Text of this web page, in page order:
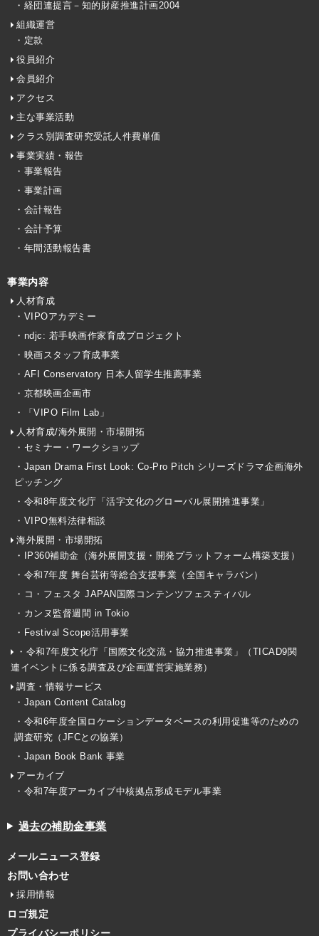
・経団連提言－知的財産推進計画2004
組織運営
・定款
役員紹介
会員紹介
アクセス
主な事業活動
クラス別調査研究受託人件費単価
事業実績・報告
・事業報告
・事業計画
・会計報告
・会計予算
・年間活動報告書
事業内容
人材育成
・VIPOアカデミー
・ndjc: 若手映画作家育成プロジェクト
・映画スタッフ育成事業
・AFI Conservatory 日本人留学生推薦事業
・京都映画企画市
・「VIPO Film Lab」
人材育成/海外展開・市場開拓
・セミナー・ワークショップ
・Japan Drama First Look: Co-Pro Pitch シリーズドラマ企画海外
ピッチング
・令和8年度文化庁「活字文化のグローバル展開推進事業」
・VIPO無料法律相談
海外展開・市場開拓
・IP360補助金（海外展開支援・開発プラットフォーム構築支援）
・令和7年度 舞台芸術等総合支援事業（全国キャラバン）
・コ・フェスタ JAPAN国際コンテンツフェスティバル
・カンヌ監督週間 in Tokio
・Festival Scope活用事業
・令和7年度文化庁「国際文化交流・協力推進事業」（TICAD9関
連イベントに係る調査及び企画運営実施業務）
調査・情報サービス
・Japan Content Catalog
・令和6年度全国ロケーションデータベースの利用促進等のための
調査研究（JFCとの協業）
・Japan Book Bank 事業
アーカイブ
・令和7年度アーカイブ中核拠点形成モデル事業
過去の補助金事業
メールニュース登録
お問い合わせ
採用情報
ロゴ規定
プライバシーポリシー